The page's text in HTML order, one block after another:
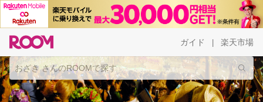
ガイド 楽天市場